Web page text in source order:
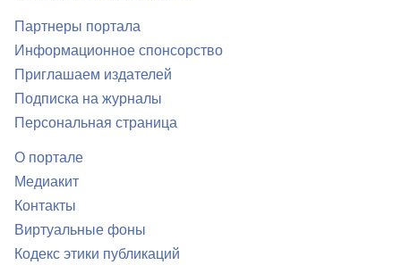
Партнеры портала
Информационное спонсорство
Приглашаем издателей
Подписка на журналы
Персональная страница
О портале
Медиакит
Контакты
Виртуальные фоны
Кодекс этики публикаций